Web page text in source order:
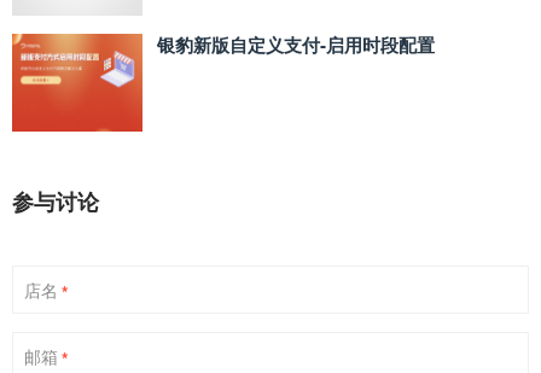
银豹新版自定义支付‑启用时段配置
参与讨论
店名 *
邮箱 *